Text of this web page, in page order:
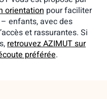
orientationpour faciliter
enfants, avec des
et rassurantes. Si
retrouvez AZIMUT sur
préférée.